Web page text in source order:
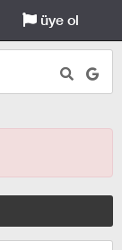
üye ol